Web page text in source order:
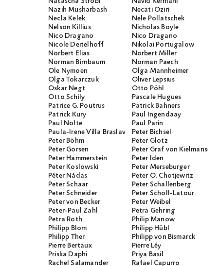
Nazih Musharbash
Necati Öziri
Necla Kelek
Nele Pollatschek
Nelson Killius
Nicholas Boyle
Nico Dragano
Nico Dragano
Nicole Deitelhoff
Nikolai Portugalow
Norbert Elias
Norbert Miller
Norman Birnbaum
Norman Paech
Ole Nymoen
Olga Mannheimer
Olga Tokarczuk
Oliver Lepsius
Oskar Negt
Otto Pöhl
Otto Schily
Pascale Hugues
Patrice G. Poutrus
Patrick Bahners
Patrick Kury
Paul Ingendaay
Paul Nolte
Paul Parin
Paula-Irene Villa BraslavskyPeter Bichsel
Peter Böhm
Peter Glotz
Peter Gorsen
Peter Graf von
Peter Hammerstein
Peter Iden
Peter Koslowski
Peter Merseburger
Péter Nádas
Peter O. Chotjewitz
Peter Schaar
Peter Schallenberg
Peter Schneider
Peter Scholl-Latour
Peter von Becker
Peter Weibel
Peter-Paul Zahl
Petra Gehring
Petra Roth
Philip Manow
Philipp Blom
Philipp Hübl
Philipp Ther
Philipp von Bismarck
Pierre Bertaux
Pierre Léy
Priska Daphi
Priya Basil
Rachel Salamander
Rafael Capurro